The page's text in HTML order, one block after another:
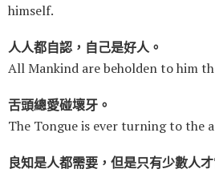
himself.
人人都自認，自己是好人。
All Mankind are beholden to him
舌頭總愛碰壞牙。
The Tongue is ever turning to the
良知是人都需要，但是只有少數人